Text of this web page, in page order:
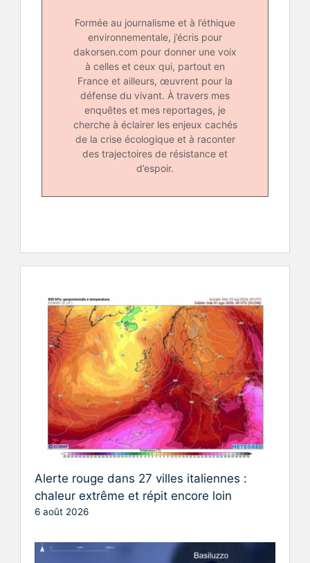
Formée au journalisme et à l’éthique
environnementale, j’écris pour
dakorsen.com pour donner une voix
à celles et ceux qui, partout en
France et ailleurs, œuvrent pour la
défense du vivant. À travers mes
enquêtes et mes reportages, je
cherche à éclairer les enjeux cachés
de la crise écologique et à raconter
des trajectoires de résistance et
d’espoir.
Alerte rouge dans 27 villes italiennes :
chaleur extrême et répit encore loin
6 août 2026